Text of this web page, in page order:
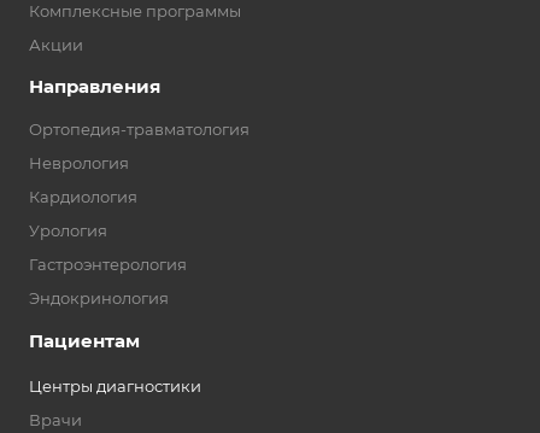
Комплексные программы
Акции
Направления
Ортопедия-травматология
Неврология
Кардиология
Урология
Гастроэнтерология
Эндокринология
Пациентам
Центры диагностики
Врачи